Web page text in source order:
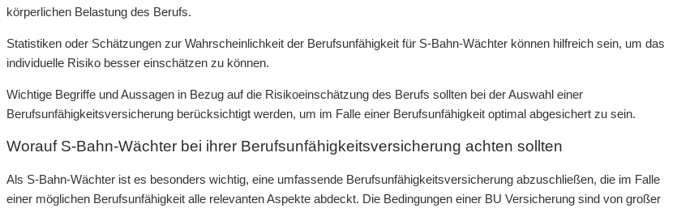
körperlichen Belastung des Berufs.
Statistiken oder Schätzungen zur Wahrscheinlichkeit der Berufsunfähigkeit für S-Bahn-Wächter können hilfreich sein, um das
individuelle Risiko besser einschätzen zu können.
Wichtige Begriffe und Aussagen in Bezug auf die Risikoeinschätzung des Berufs sollten bei der Auswahl einer
Berufsunfähigkeitsversicherung berücksichtigt werden, um im Falle einer Berufsunfähigkeit optimal abgesichert zu sein.
Worauf S-Bahn-Wächter bei ihrer Berufsunfähigkeitsversicherung achten sollten
Als S-Bahn-Wächter ist es besonders wichtig, eine umfassende Berufsunfähigkeitsversicherung abzuschließen, die im Falle
einer möglichen Berufsunfähigkeit alle relevanten Aspekte abdeckt. Die Bedingungen einer BU Versicherung sind von großer